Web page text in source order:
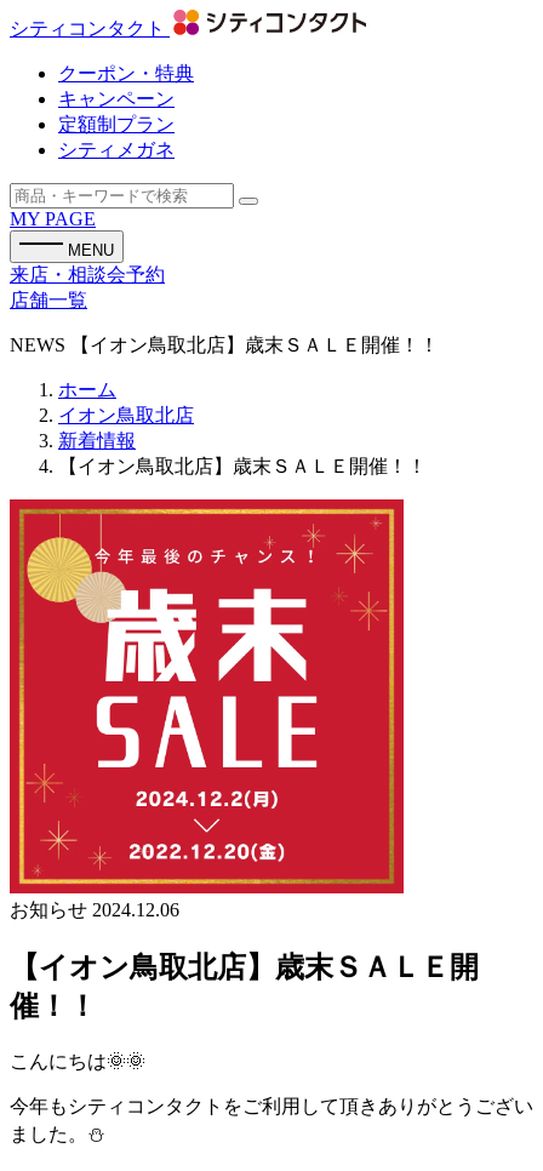
シティコンタクト
クーポン・特典
キャンペーン
定額制プラン
シティメガネ
MY PAGE
MENU
来店・相談会予約
店舗一覧
NEWS 【イオン鳥取北店】歳末ＳＡＬＥ開催！！
ホーム
イオン鳥取北店
新着情報
【イオン鳥取北店】歳末ＳＡＬＥ開催！！
お知らせ 2024.12.06
【イオン鳥取北店】歳末ＳＡＬＥ開
催！！
こんにちは🌞🌞
今年もシティコンタクトをご利用して頂きありがとうござい
ました。⛄